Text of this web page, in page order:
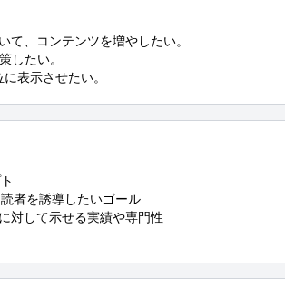
て、コンテンツを増やしたい。
したい。
表示させたい。
者を誘導したいゴール
対して示せる実績や専門性